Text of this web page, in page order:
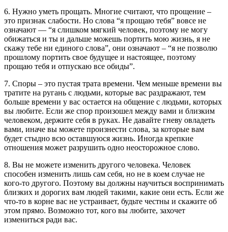
6. Нужно уметь прощать. Многие считают, что прощение –
это признак слабости. Но слова “я прощаю тебя” вовсе не
означают — “я слишком мягкий человек, поэтому не могу
обижаться и ты и дальше можешь портить мою жизнь, я не
скажу тебе ни единого слова”, они означают – “я не позволю
прошлому портить свое будущее и настоящее, поэтому
прощаю тебя и отпускаю все обиды”.
7. Споры – это пустая трата времени. Чем меньше времени вы
тратите на ругань с людьми, которые вас раздражают, тем
больше времени у вас остается на общение с людьми, которых
вы любите. Если же спор произошел между вами и близким
человеком, держите себя в руках. Не давайте гневу овладеть
вами, иначе вы можете произнести слова, за которые вам
будет стыдно всю оставшуюся жизнь. Иногда крепкие
отношения может разрушить одно неосторожное слово.
8. Вы не можете изменить другого человека. Человек
способен изменить лишь сам себя, но не в коем случае не
кого-то другого. Поэтому вы должны научиться воспринимать
близких и дорогих вам людей такими, какие они есть. Если же
что-то в корне вас не устраивает, будьте честны и скажите об
этом прямо. Возможно тот, кого вы любите, захочет
измениться ради вас.